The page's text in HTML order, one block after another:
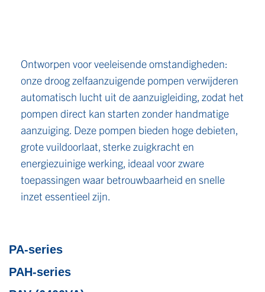
Ontworpen voor veeleisende omstandigheden:
onze droog zelfaanzuigende pompen verwijderen
automatisch lucht uit de aanzuigleiding, zodat het
pompen direct kan starten zonder handmatige
aanzuiging. Deze pompen bieden hoge debieten,
grote vuildoorlaat, sterke zuigkracht en
energiezuinige werking, ideaal voor zware
toepassingen waar betrouwbaarheid en snelle
inzet essentieel zijn.
PA-series
PAH-series